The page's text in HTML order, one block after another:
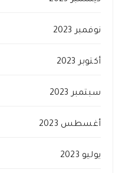
نوفمبر 2023
أكتوبر 2023
سبتمبر 2023
أغسطس 2023
يوليو 2023